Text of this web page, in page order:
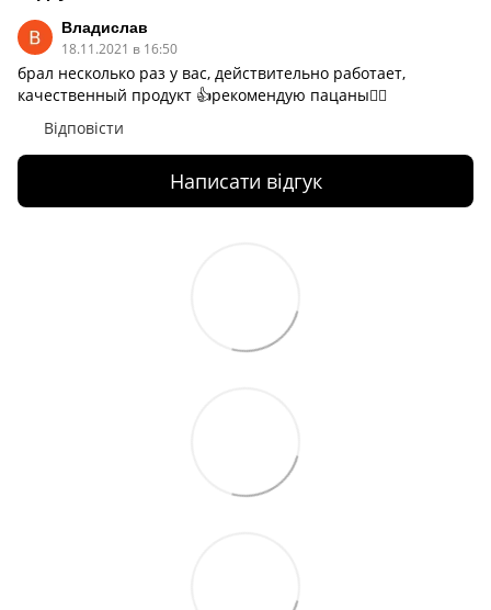
Владислав
18.11.2021 в 16:50
брал несколько раз у вас, действительно работает,
качественный продукт 👍рекомендую пацаны✌🏻
Відповісти
Написати відгук